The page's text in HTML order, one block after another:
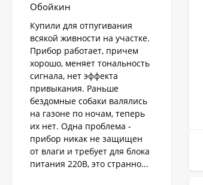
Обойкин
Купили для отпугивания
всякой живности на участке.
Прибор работает, причем
хорошо, меняет тональность
сигнала, нет эффекта
привыкания. Раньше
бездомные собаки валялись
на газоне по ночам, теперь
их нет. Одна проблема -
прибор никак не защищен
от влаги и требует для блока
питания 220В, это странно...
Стационарный
отпугиватель
животных «AR-2403
Solar»
4 570₽